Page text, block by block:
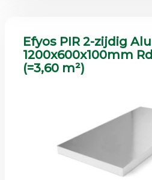
Efyos PIR 2-zijdig
1200x600x100mm
(=3,60 m²)